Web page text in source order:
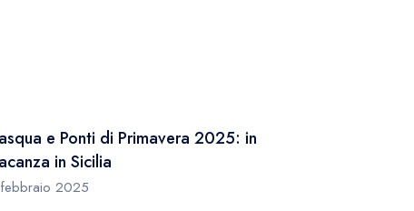
e Ponti di Primavera 2025: in
in Sicilia
2025